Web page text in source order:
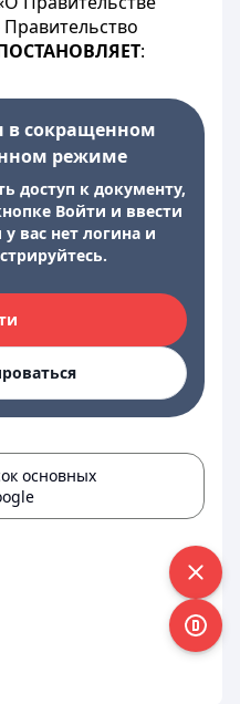
:
в сокращенном
режиме
доступ к документу,
Войти и ввести
вас нет логина и
основных